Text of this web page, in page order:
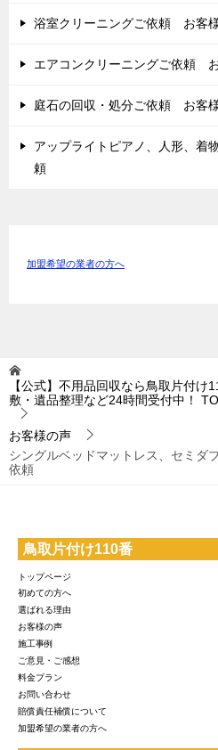
浴室クリーニングご依頼 お客
エアコンクリーニングご依頼
庭石の回収・処分ご依頼 お客
アップライトピアノ、人形、着
頼
加盟希望の業者の方へ
【公式】不用品回収なら鳥取片付け
敷・遺品整理など24時間受付中！
お客様の声
シングルベッドマットレス、セミダ
依頼
鳥取片付け110番
トップページ
初めての方へ
選ばれる理由
お客様の声
施工事例
ご意見・ご感想
料金プラン
お問い合わせ
賠償責任補償について
加盟希望の業者の方へ